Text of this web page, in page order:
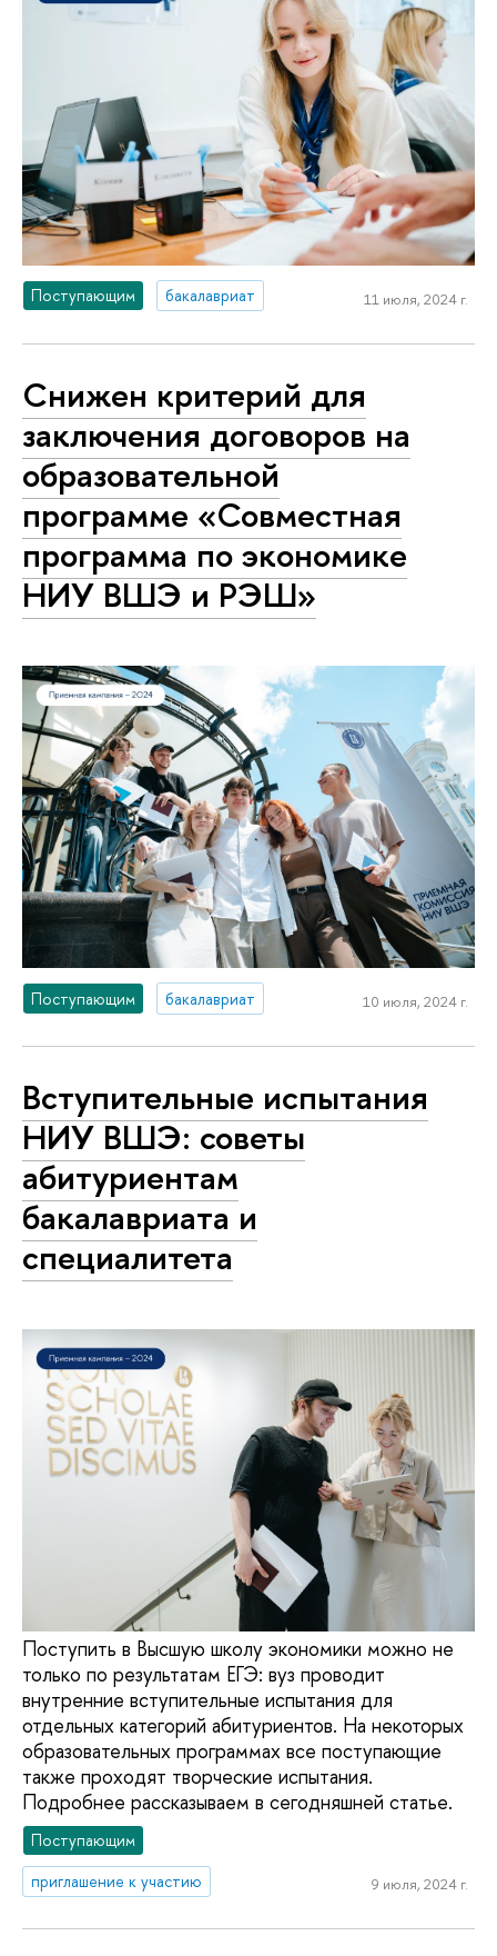
Поступающим бакалавриат 11 июля, 2024 г.
Снижен критерий для
заключения договоров на
образовательной
программе «Совместная
программа по экономике
НИУ ВШЭ и РЭШ»
Поступающим бакалавриат 10 июля, 2024 г.
Вступительные испытания
НИУ ВШЭ: советы
абитуриентам
бакалавриата и
специалитета
Поступить в Высшую школу экономики можно не
только по результатам ЕГЭ: вуз проводит
внутренние вступительные испытания для
отдельных категорий абитуриентов. На некоторых
образовательных программах все поступающие
также проходят творческие испытания.
Подробнее рассказываем в сегодняшней статье.
Поступающим
приглашение к участию
9 июля, 2024 г.